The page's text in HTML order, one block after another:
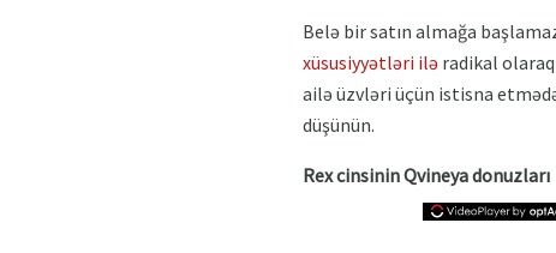
Belə bir satın almağa
xüsusiyyətləri ilə radikal
ailə üzvləri üçün istisna
düşünün.
Rex cinsinin Qvineya donuzları